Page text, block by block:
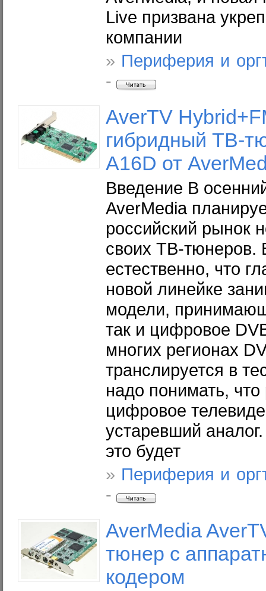
Live призвана
компании
» Периферия и
-
AverTV
гибридный ТВ-
A16D от
Введение В
AverMedia
российский рынок
своих ТВ-тюнеров.
естественно, что
новой линейке
модели,
так и цифровое
многих регионах
транслируется в
надо понимать,
цифровое
устаревший
это будет
» Периферия и
-
AverMedia
тюнер с
кодером